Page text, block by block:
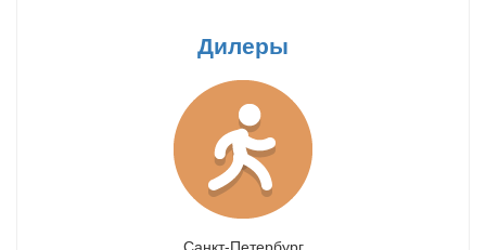
Дилеры
Санкт-Петербург